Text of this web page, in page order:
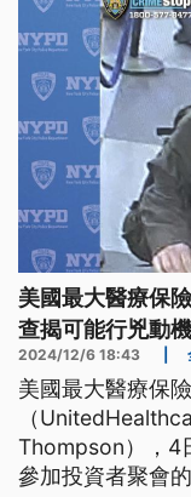
美國最大醫療保
查揭可能行兇動
2024/12/6 18:43
美國最大醫療保
（
Thompson），4
參加投資者聚會